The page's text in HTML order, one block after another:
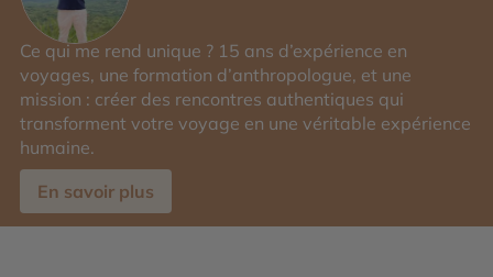
Ce qui me rend unique ? 15 ans d’expérience en
voyages, une formation d’anthropologue, et une
mission : créer des rencontres authentiques qui
transforment votre voyage en une véritable expérience
humaine.
En savoir plus